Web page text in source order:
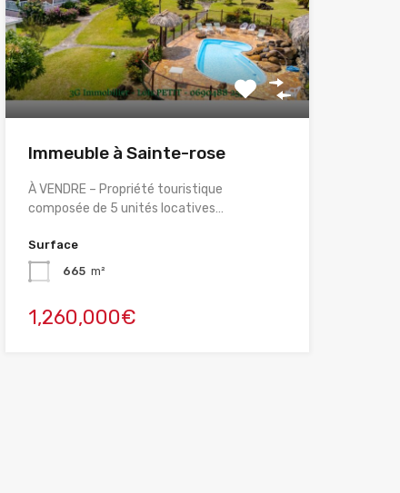
Immeuble à Sainte-rose
À VENDRE – Propriété touristique
composée de 5 unités locatives…
Surface
665 m²
1,260,000€